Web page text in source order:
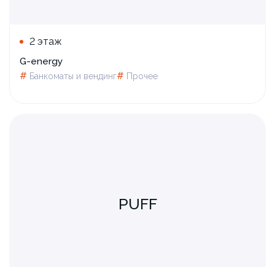
2 этаж
G-energy
# Банкоматы и вендинг# Прочее
PUFF